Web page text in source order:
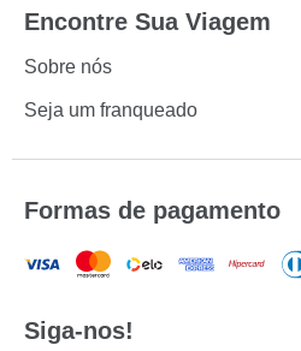
Encontre Sua Viagem
Sobre nós
Seja um franqueado
Formas de pagamento
Siga-nos!